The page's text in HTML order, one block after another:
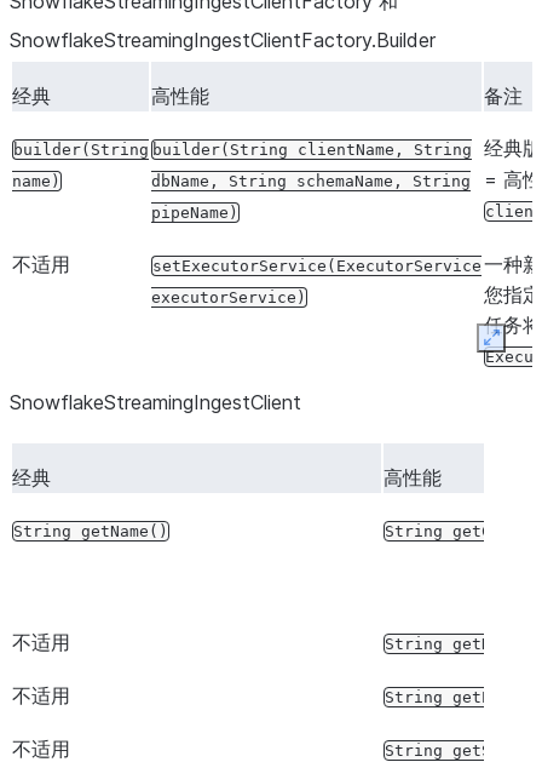
SnowflakeStreamingIngestClientFactory.Builder
经典 高性能 备注
builder(String
name)
builder(String clientName,
String
dbName,
String schemaName,
String
pipeName)
经典
= 高
不适用
setExecutorService(ExecutorService
executorService)
一种
您指
任务
SnowflakeStreamingIngestClient
经典 高性能
String getName() String
不适用 String
不适用 String
不适用 String